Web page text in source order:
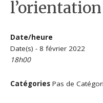
Date/heure
Date(s) - 8 février 2022
18h00
Catégories Pas de